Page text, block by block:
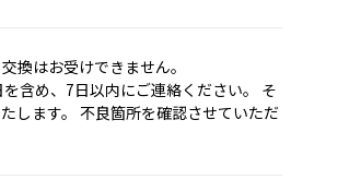
換はお受けできません。
含め、7日以内にご連絡ください。 そ
します。 不良箇所を確認させていただ